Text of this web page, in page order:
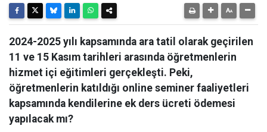
2024-2025 yılı kapsamında ara tatil olarak geçirilen
11 ve 15 Kasım tarihleri arasında öğretmenlerin
hizmet içi eğitimleri gerçekleşti. Peki,
öğretmenlerin katıldığı online seminer faaliyetleri
kapsamında kendilerine ek ders ücreti ödemesi
yapılacak mı?